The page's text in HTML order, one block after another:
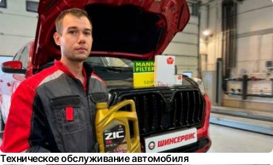
Техническое обслуживание автомобиля